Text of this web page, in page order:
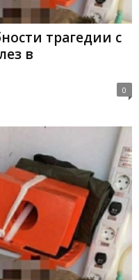
трагедии с
в
0